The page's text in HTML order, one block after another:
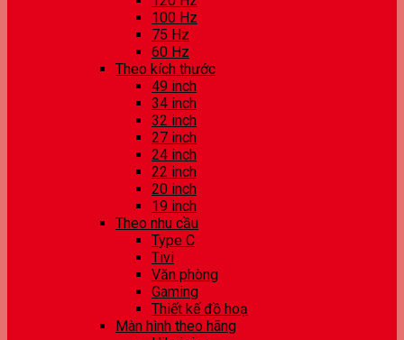
100 Hz
75 Hz
60 Hz
Theo kích thước
49 inch
34 inch
32 inch
27 inch
24 inch
22 inch
20 inch
19 inch
Theo nhu cầu
Type C
Tivi
Văn phòng
Gaming
Thiết kế đồ hoạ
Màn hình theo hãng